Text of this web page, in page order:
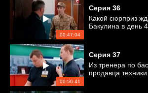
00:47:04
Серия 36
Какой сюрприз
Бакулина в день
00:50:41
Серия 37
Из тренера по
продавца